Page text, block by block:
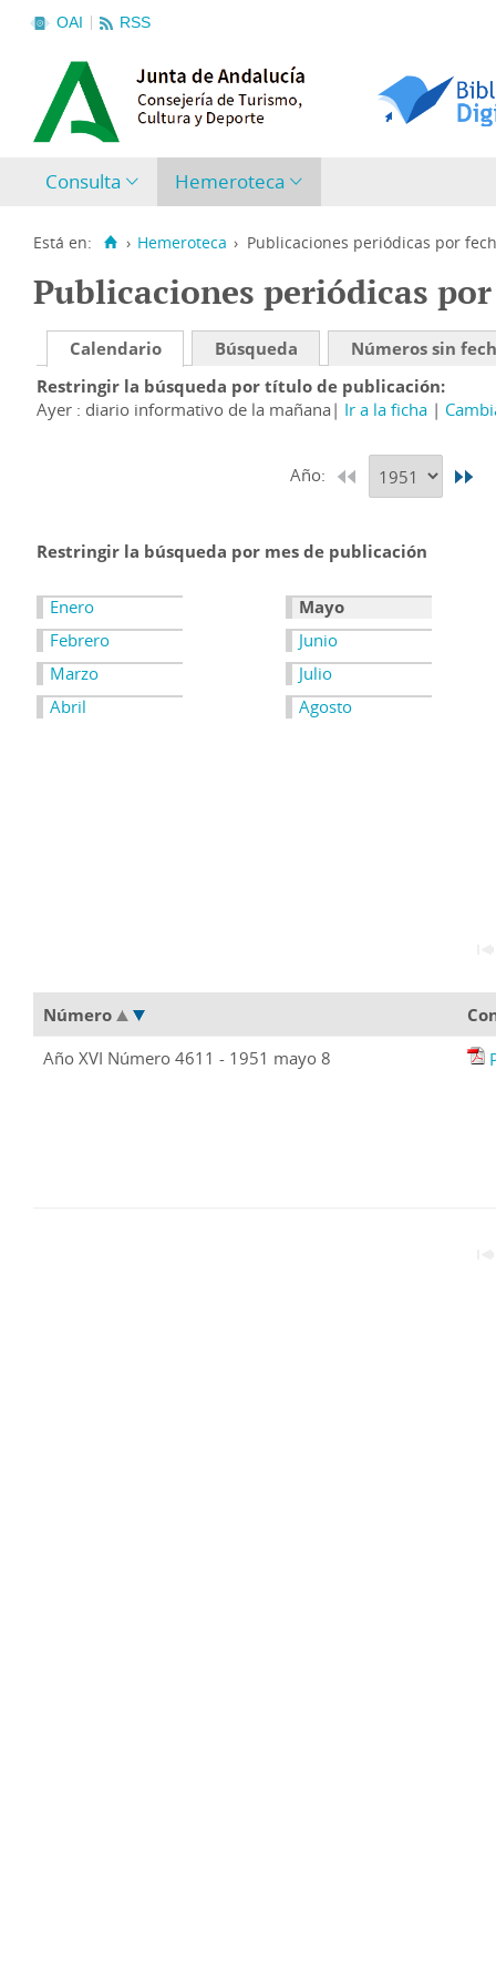
OAI RSS
Consulta Hemeroteca
Está en: › Hemeroteca › Publicaciones periódicas por
Publicaciones periódicas
Calendario Búsqueda
Números sin
Restringir la búsqueda por título de publicación
Ayer : diario informativo de la mañana
Ir a la ficha
Año:
Restringir la búsqueda por mes de publicación
Enero
Febrero
Marzo
Abril
Mayo
Junio
Julio
Agosto
Número
Año XVI Número 4611 - 1951 mayo 8